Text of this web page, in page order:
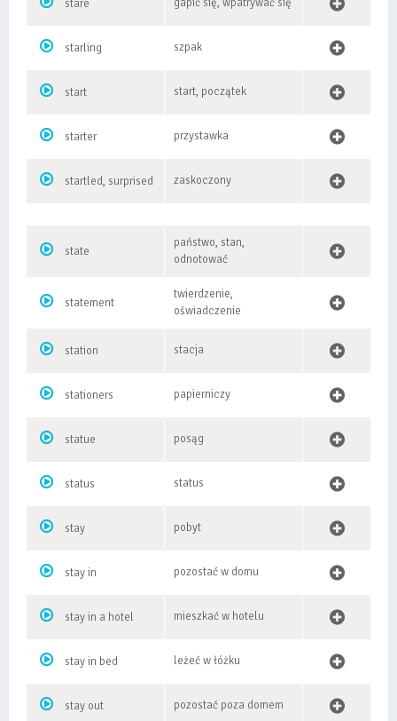
stare
starling szpak
start start, początek
starter przystawka
startled, surprised zaskoczony
state
państwo, stan,
odnotować
statement
twierdzenie,
oświadczenie
station stacja
stationers papierniczy
statue posąg
status status
stay pobyt
stay in pozostać w domu
stay in a hotel mieszkać w hotelu
stay in bed leżeć w łóżku
stay out pozostać poza domem